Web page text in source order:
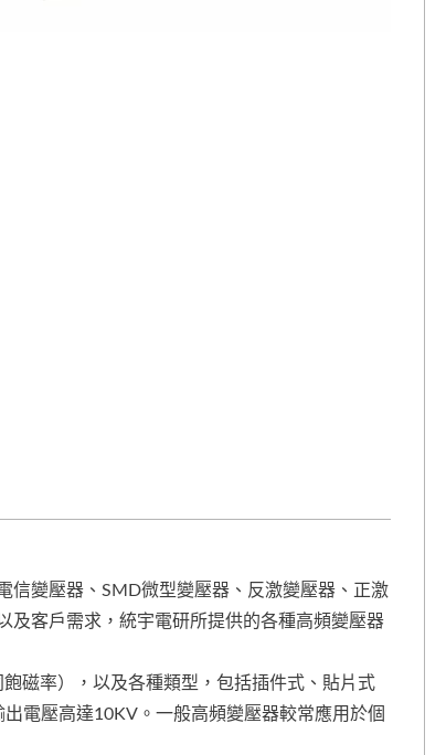
信變壓器、SMD微型變壓器、反激變壓器、正激
及客戶需求，統宇電研所提供的各種高頻變壓器
磁率），以及各種類型，包括插件式、貼片式
電壓高達10KV。一般高頻變壓器較常應用於個